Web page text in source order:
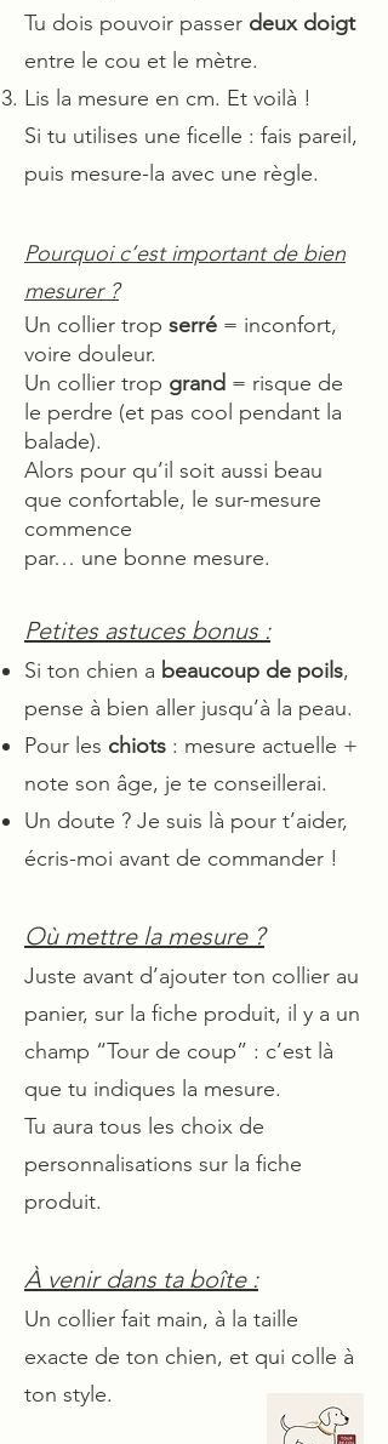
Tu dois pouvoir passer deux doigt
entre le cou et le mètre.
Lis la mesure en cm. Et voilà !
Si tu utilises une ficelle : fais pareil,
puis mesure-la avec une règle.
Pourquoi c’est important de bien
mesurer ?
Un collier trop serré = inconfort,
voire douleur.
Un collier trop grand = risque de
le perdre (et pas cool pendant la
balade).
Alors pour qu’il soit aussi beau
que confortable, le sur-mesure
commence
par… une bonne mesure.
Petites astuces bonus :
Si ton chien a beaucoup de poils,
pense à bien aller jusqu’à la peau.
Pour les chiots : mesure actuelle +
note son âge, je te conseillerai.
Un doute ? Je suis là pour t’aider,
écris-moi avant de commander !
Où mettre la mesure ?
Juste avant d’ajouter ton collier au
panier, sur la fiche produit, il y a un
champ “Tour de coup” : c’est là
que tu indiques la mesure.
Tu aura tous les choix de
personnalisations sur la fiche
produit.
À venir dans ta boîte :
Un collier fait main, à la taille
exacte de ton chien, et qui colle à
ton style.